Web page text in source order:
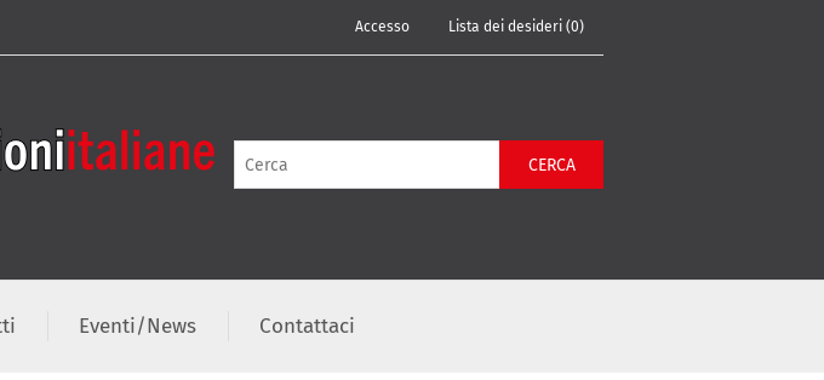
Accesso Lista dei desideri (0)
CERCA
Eventi/News Contattaci